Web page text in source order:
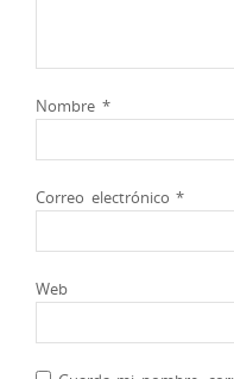
Nombre *
Correo electrónico*
Web